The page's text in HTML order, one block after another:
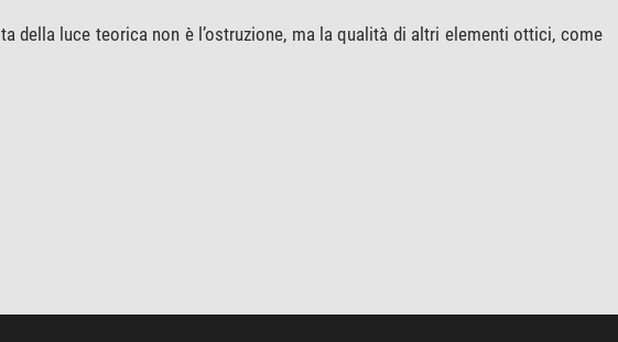
della luce teorica non è l’ostruzione, ma la qualità di altri elementi ottici, come